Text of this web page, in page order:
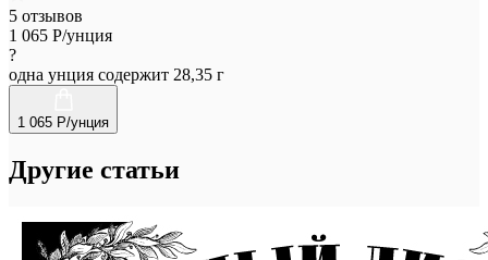
5 отзывов
1 065 Р/унция
?
одна унция содержит 28,35 г
1 065 Р/унция
Другие статьи